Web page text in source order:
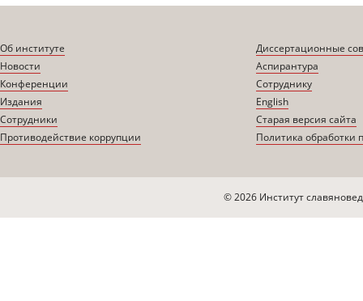
Об институте
Новости
Конференции
Издания
Сотрудники
Противодействие коррупции
Диссертационные
Аспирантура
Сотруднику
English
Старая версия сайта
Политика обработки
© 2026 Институт